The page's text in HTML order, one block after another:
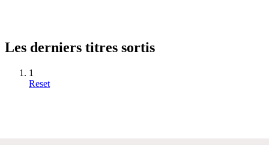
Les derniers titres sortis
1
Reset